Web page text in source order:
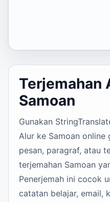
Terjemahan
Samoan
Gunakan
Alur ke Samoan online
pesan, paragraf, atau
terjemahan Samoan
Penerjemah ini cocok
catatan belajar, email,